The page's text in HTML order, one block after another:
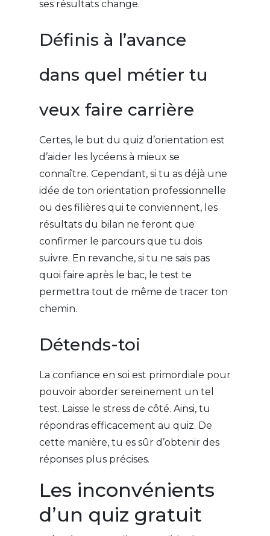
ses résultats change.
Définis à l’avance
dans quel métier tu
veux faire carrière
Certes, le but du quiz d’orientation est
d’aider les lycéens à mieux se
connaître. Cependant, si tu as déjà une
idée de ton orientation professionnelle
ou des filières qui te conviennent, les
résultats du bilan ne feront que
confirmer le parcours que tu dois
suivre. En revanche, si tu ne sais pas
quoi faire après le bac, le test te
permettra tout de même de tracer ton
chemin.
Détends-toi
La confiance en soi est primordiale pour
pouvoir aborder sereinement un tel
test. Laisse le stress de côté. Ainsi, tu
répondras efficacement au quiz. De
cette manière, tu es sûr d’obtenir des
réponses plus précises.
Les inconvénients
d’un quiz gratuit